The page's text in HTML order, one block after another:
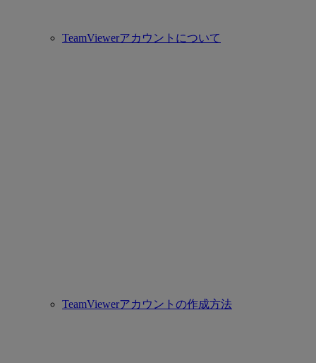
TeamViewerアカウントについて
TeamViewerアカウントの作成方法